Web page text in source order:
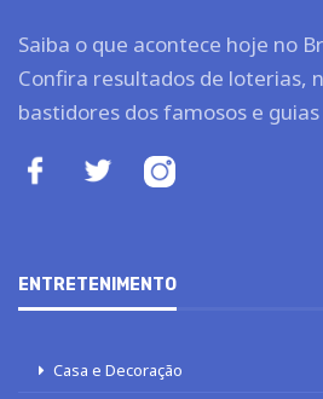
Saiba o que acontece hoje no
Confira resultados de loterias,
bastidores dos famosos e
ENTRETENIMENTO
Casa e Decoração